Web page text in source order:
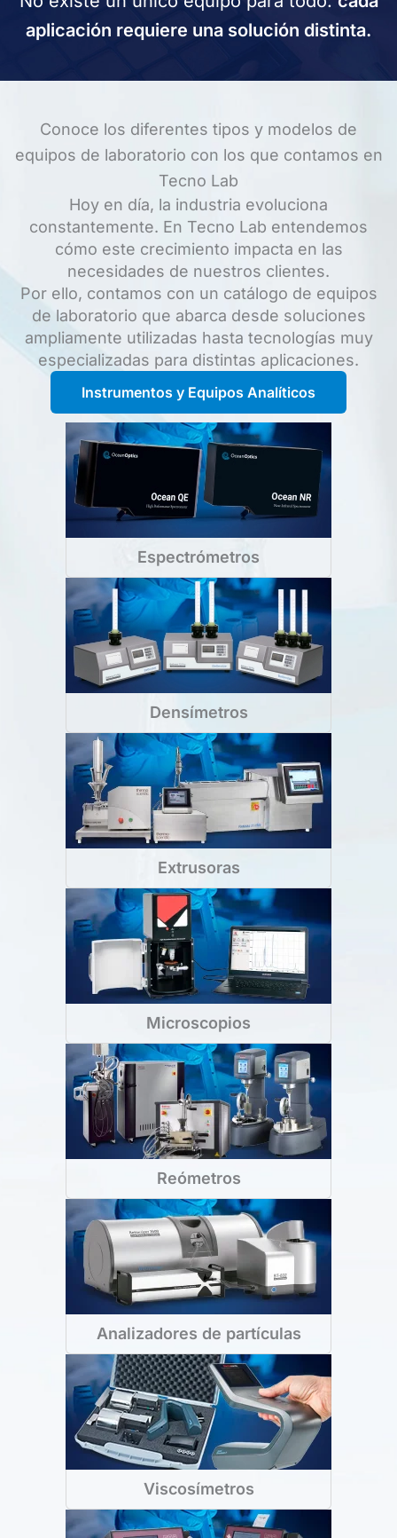
aplicación requiere una solución distinta.
Conoce los diferentes tipos y modelos de
equipos de laboratorio con los que contamos en
Tecno Lab
Hoy en día, la industria evoluciona
constantemente. En Tecno Lab entendemos
cómo este crecimiento impacta en las
necesidades de nuestros clientes.
Por ello, contamos con un catálogo de equipos
de laboratorio que abarca desde soluciones
ampliamente utilizadas hasta tecnologías muy
especializadas para distintas aplicaciones.
Instrumentos y Equipos Analíticos
Espectrómetros
Densímetros
Extrusoras
Microscopios
Reómetros
Analizadores de partículas
Viscosímetros